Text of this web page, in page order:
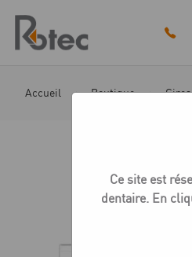
content
Accueil Boutique
Ce site est
dentaire. En